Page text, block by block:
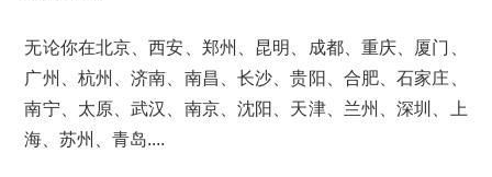
无论你在北京、西安、郑州、昆明、成都、重庆、厦门、
广州、杭州、济南、南昌、长沙、贵阳、合肥、石家庄、
南宁、太原、武汉、南京、沈阳、天津、兰州、深圳、上
海、苏州、青岛....